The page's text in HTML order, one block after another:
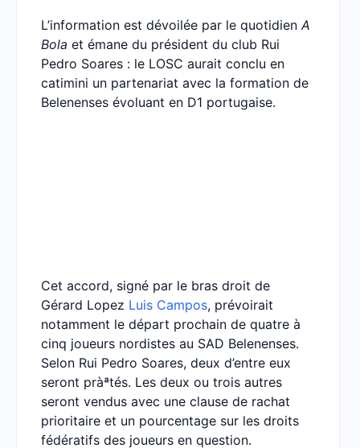
L’information est dévoilée par le quotidienA
Bola et émane du président du club Rui
Pedro Soares : le LOSC aurait conclu en
catimini un partenariat avec la formation de
Belenenses évoluant en D1 portugaise.
Cet accord, signé par le bras droit de
Gérard Lopez Luis Campos, prévoirait
notamment le départ prochain de quatre à
cinq joueurs nordistes au SAD Belenenses.
Selon Rui Pedro Soares, deux d’entre eux
seront pràªtés. Les deux ou trois autres
seront vendus avec une clause de rachat
prioritaire et un pourcentage sur les droits
fédératifs des joueurs en question.